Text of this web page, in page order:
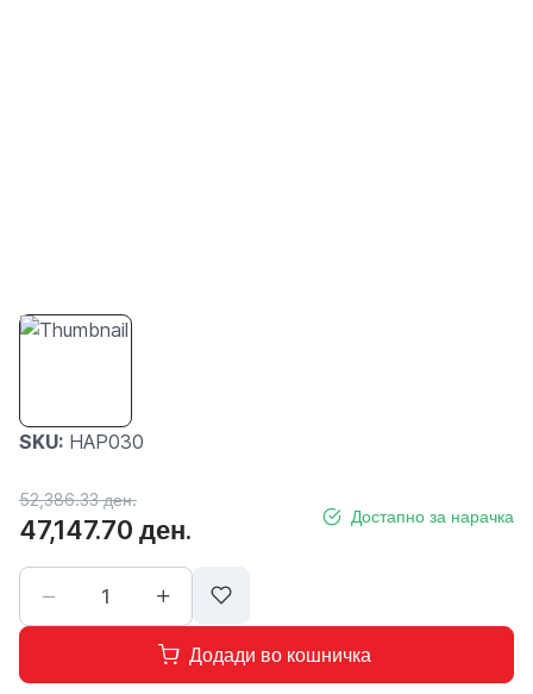
SKU: HAP030
52,386.33 ден.
47,147.70 ден. Достапно за нарачка
Додади во кошничка